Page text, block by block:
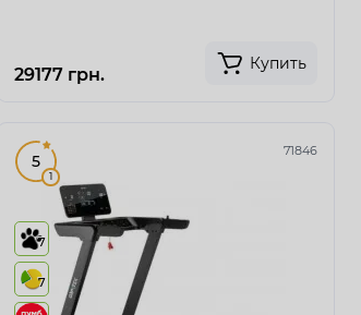
29177 грн.
Купить
71846
5
1
7
7